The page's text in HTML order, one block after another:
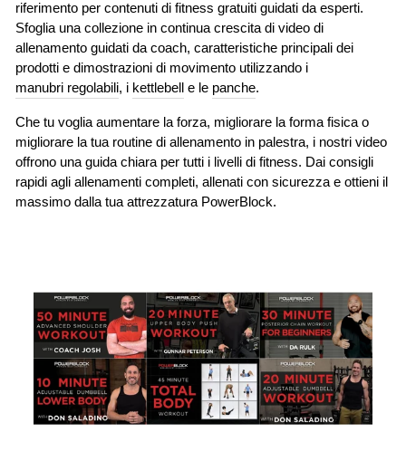
riferimento per contenuti di fitness gratuiti guidati da esperti.
Sfoglia una collezione in continua crescita di video di
allenamento guidati da coach, caratteristiche principali dei
prodotti e dimostrazioni di movimento utilizzando i
manubri regolabili, i kettlebell e le panche.
Che tu voglia aumentare la forza, migliorare la forma fisica o
migliorare la tua routine di allenamento in palestra, i nostri video
offrono una guida chiara per tutti i livelli di fitness. Dai consigli
rapidi agli allenamenti completi, allenati con sicurezza e ottieni il
massimo dalla tua attrezzatura PowerBlock.